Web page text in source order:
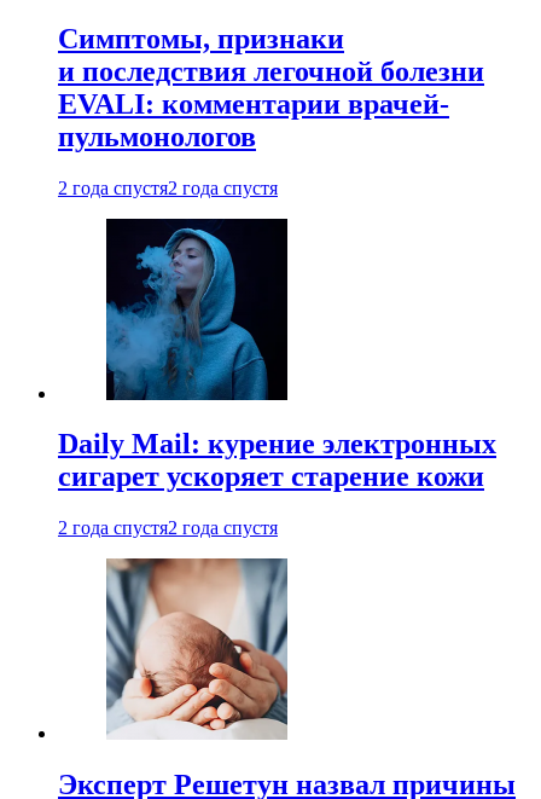
Симптомы, признаки
и последствия легочной болезни
EVALI: комментарии врачей-
пульмонологов
2 года спустя2 года спустя
Daily Mail: курение электронных
сигарет ускоряет старение кожи
2 года спустя2 года спустя
Эксперт Решетун назвал причины